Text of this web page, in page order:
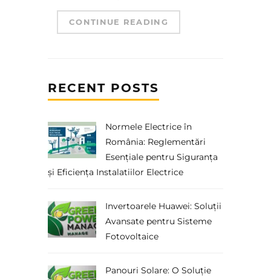
CONTINUE READING
RECENT POSTS
Normele Electrice în
România: Reglementări
Esențiale pentru Siguranța
și Eficiența Instalatiilor Electrice
Invertoarele Huawei: Soluții
Avansate pentru Sisteme
Fotovoltaice
Panouri Solare: O Soluție